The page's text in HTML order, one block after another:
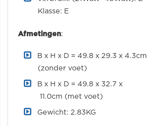
Klasse: E
Afmetingen:
B x H x D = 49.8 x 29.3 x 4.3cm
(zonder voet)
B x H x D = 49.8 x 32.7 x
11.0cm (met voet)
Gewicht: 2.83KG